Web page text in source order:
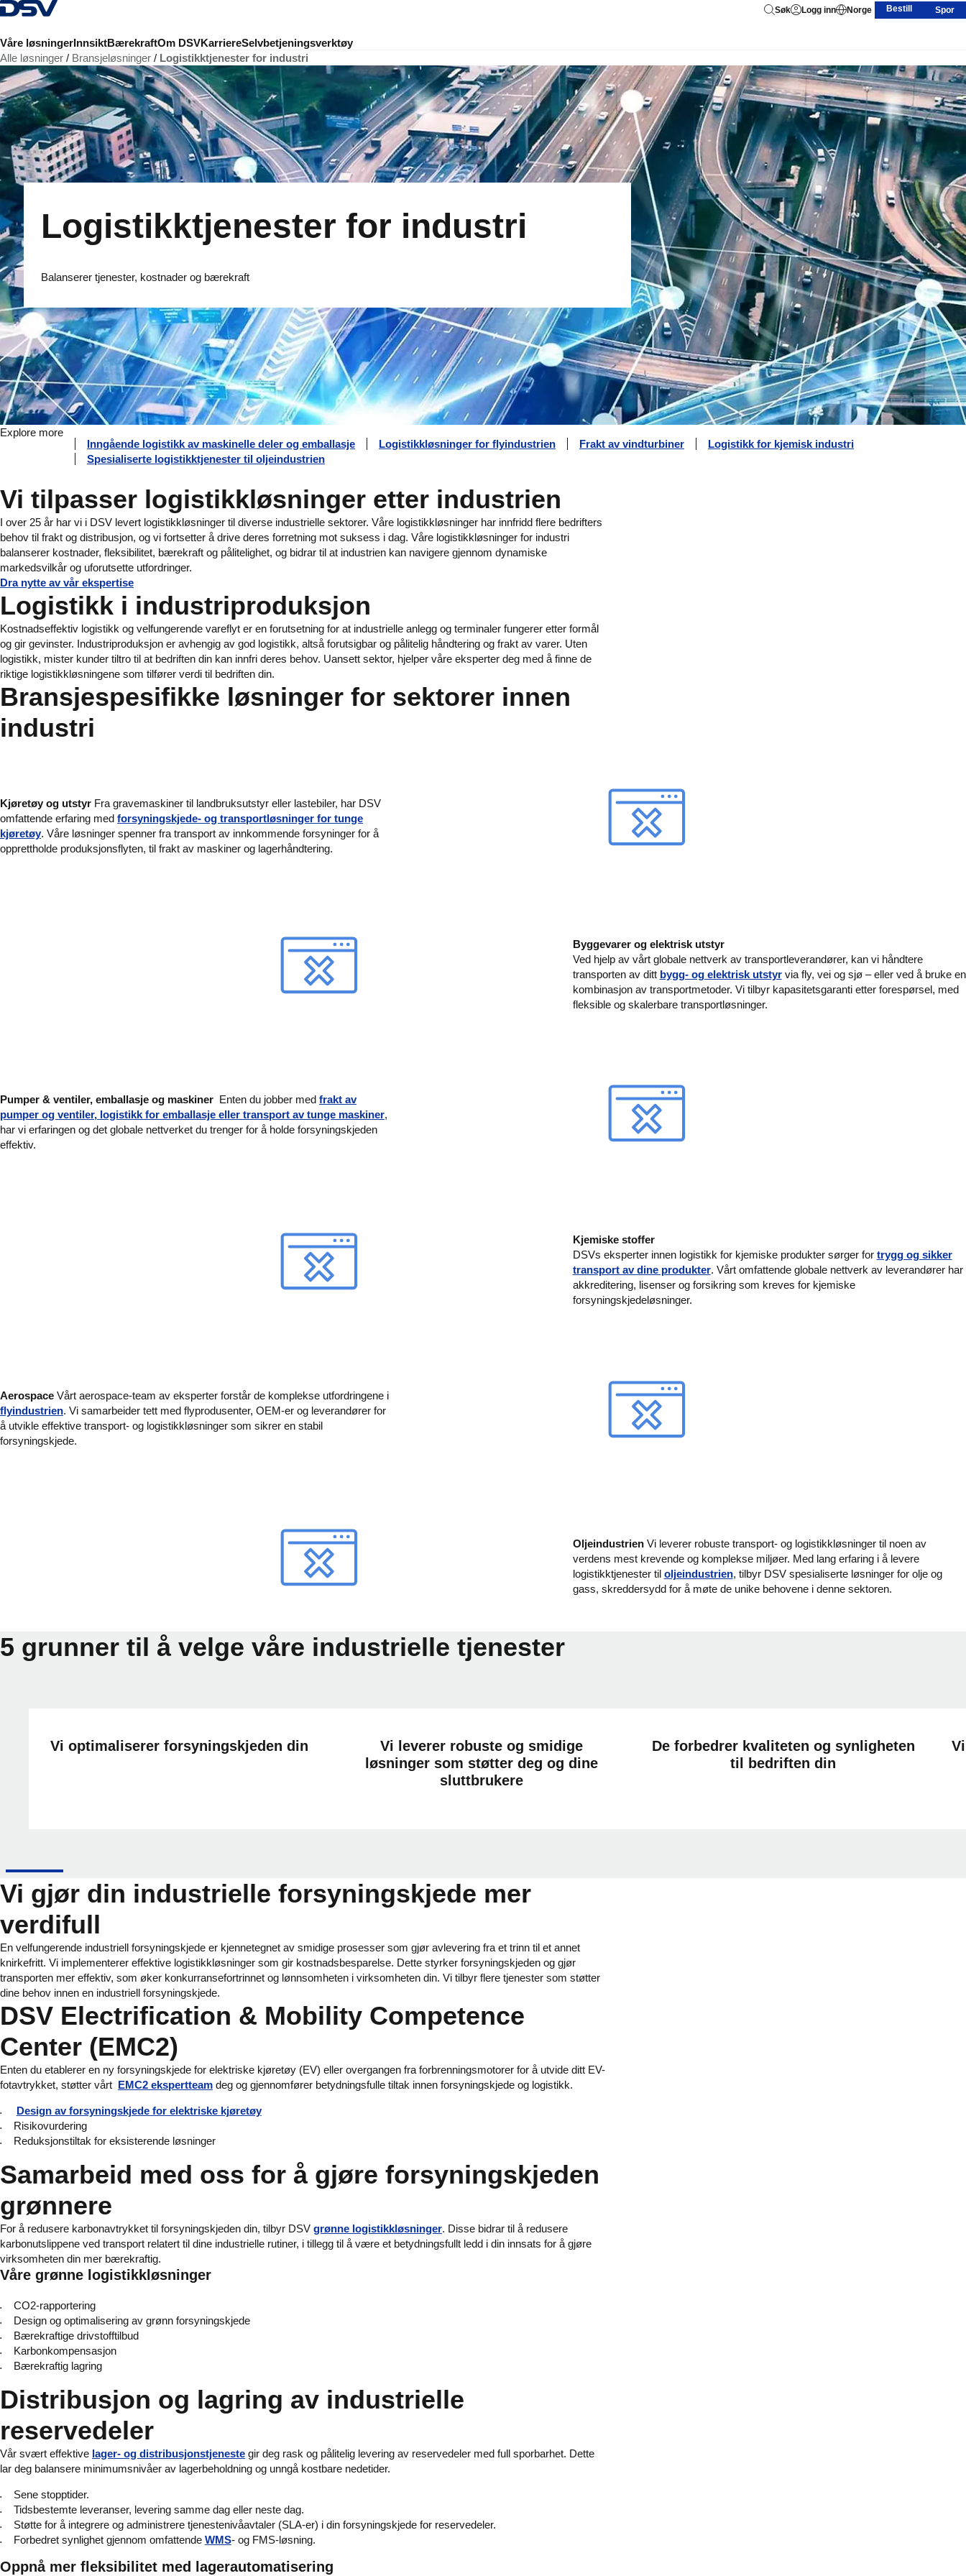
Tilbake til hjemmesiden
Våre løsningerInnsiktBærekraftOm DSVKarriereSelvbetjeningsverktøy
Søk Logg inn Norge Bestill Spor
Alle løsninger Bransjeløsninger Logistikktjenester for industri
Logistikktjenester for industri
Balanserer tjenester, kostnader og bærekraft
Explore more
Inngående logistikk av maskinelle deler og emballasje
Logistikkløsninger for flyindustrien Frakt av vindturbiner
Logistikk for kjemisk industri
Spesialiserte logistikktjenester til oljeindustrien
Vi tilpasser logistikkløsninger etter industrien
I over 25 år har vi i DSV levert logistikkløsninger til diverse industrielle sektorer. Våre logistikkløsninger har innfridd flere bedrifters
behov til frakt og distribusjon, og vi fortsetter å drive deres forretning mot suksess i dag. Våre logistikkløsninger for industri
balanserer kostnader, fleksibilitet, bærekraft og pålitelighet, og bidrar til at industrien kan navigere gjennom dynamiske
markedsvilkår og uforutsette utfordringer.
Dra nytte av vår ekspertise
Logistikk i industriproduksjon
Kostnadseffektiv logistikk og velfungerende vareflyt er en forutsetning for at industrielle anlegg og terminaler fungerer etter formål
og gir gevinster. Industriproduksjon er avhengig av god logistikk, altså forutsigbar og pålitelig håndtering og frakt av varer. Uten
logistikk, mister kunder tiltro til at bedriften din kan innfri deres behov. Uansett sektor, hjelper våre eksperter deg med å finne de
riktige logistikkløsningene som tilfører verdi til bedriften din.
Bransjespesifikke løsninger for sektorer innen
industri
Kjøretøy og utstyr Fra gravemaskiner til landbruksutstyr eller lastebiler, har DSV
omfattende erfaring med forsyningskjede- og transportløsninger for tunge
kjøretøy. Våre løsninger spenner fra transport av innkommende forsyninger for å
opprettholde produksjonsflyten, til frakt av maskiner og lagerhåndtering.
Byggevarer og elektrisk utstyr
Ved hjelp av vårt globale nettverk av transportleverandører, kan vi håndtere
transporten av ditt bygg- og elektrisk utstyrvia fly, vei og sjø – eller ved å bruke en
kombinasjon av transportmetoder. Vi tilbyr kapasitetsgaranti etter forespørsel, med
fleksible og skalerbare transportløsninger.
Pumper & ventiler, emballasje og maskiner Enten du jobber med frakt av
pumper og ventiler, logistikk for emballasje eller transport av tunge maskiner,
har vi erfaringen og det globale nettverket du trenger for å holde forsyningskjeden
effektiv.
Kjemiske stoffer
DSVs eksperter innen logistikk for kjemiske produkter sørger for trygg og sikker
transport av dine produkter. Vårt omfattende globale nettverk av leverandører har
akkreditering, lisenser og forsikring som kreves for kjemiske
forsyningskjedeløsninger.
Aerospace Vårt aerospace-team av eksperter forstår de komplekse utfordringene i
flyindustrien. Vi samarbeider tett med flyprodusenter, OEM-er og leverandører for
å utvikle effektive transport- og logistikkløsninger som sikrer en stabil
forsyningskjede.
Oljeindustrien Vi leverer robuste transport- og logistikkløsninger til noen av
verdens mest krevende og komplekse miljøer. Med lang erfaring i å levere
logistikktjenester til oljeindustrien, tilbyr DSV spesialiserte løsninger for olje og
gass, skreddersydd for å møte de unike behovene i denne sektoren.
5 grunner til å velge våre industrielle tjenester
Vi optimaliserer forsyningskjeden din
Vi leverer robuste og smidige
løsninger som støtter deg og dine
sluttbrukere
De forbedrer kvaliteten og synligheten
til bedriften din
Vi gjør din industrielle forsyningskjede mer
verdifull
En velfungerende industriell forsyningskjede er kjennetegnet av smidige prosesser som gjør avlevering fra et trinn til et annet
knirkefritt. Vi implementerer effektive logistikkløsninger som gir kostnadsbesparelse. Dette styrker forsyningskjeden og gjør
transporten mer effektiv, som øker konkurransefortrinnet og lønnsomheten i virksomheten din. Vi tilbyr flere tjenester som støtter
dine behov innen en industriell forsyningskjede.
DSV Electrification & Mobility Competence
Center (EMC2)
Enten du etablerer en ny forsyningskjede for elektriske kjøretøy (EV) eller overgangen fra forbrenningsmotorer for å utvide ditt EV-
fotavtrykket, støtter vårt EMC2 ekspertteam deg og gjennomfører betydningsfulle tiltak innen forsyningskjede og logistikk.
Design av forsyningskjede for elektriske kjøretøy
Risikovurdering
Reduksjonstiltak for eksisterende løsninger
Samarbeid med oss for å gjøre forsyningskjeden
grønnere
For å redusere karbonavtrykket til forsyningskjeden din, tilbyr DSV grønne logistikkløsninger. Disse bidrar til å redusere
karbonutslippene ved transport relatert til dine industrielle rutiner, i tillegg til å være et betydningsfullt ledd i din innsats for å gjøre
virksomheten din mer bærekraftig.
Våre grønne logistikkløsninger
CO2-rapportering
Design og optimalisering av grønn forsyningskjede
Bærekraftige drivstofftilbud
Karbonkompensasjon
Bærekraftig lagring
Distribusjon og lagring av industrielle
reservedeler
Vår svært effektive lager- og distribusjonstjeneste gir deg rask og pålitelig levering av reservedeler med full sporbarhet. Dette
lar deg balansere minimumsnivåer av lagerbeholdning og unngå kostbare nedetider.
Sene stopptider.
Tidsbestemte leveranser, levering samme dag eller neste dag.
Støtte for å integrere og administrere tjenestenivåavtaler (SLA-er) i din forsyningskjede for reservedeler.
Forbedret synlighet gjennom omfattende WMS- og FMS-løsning.
Oppnå mer fleksibilitet med lagerautomatisering